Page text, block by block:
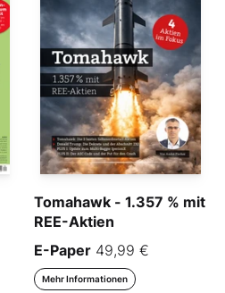
Tomahawk - 1.357 % mit
REE-Aktien
E-Paper 49,99 €
Mehr Informationen